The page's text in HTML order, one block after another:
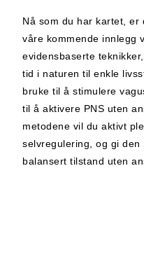
Nå som du har kartet, er
våre kommende innlegg
evidensbaserte
tid i naturen til enkle
bruke til å stimulere
til å aktivere PNS uten
metodene vil du aktivt
selvregulering, og gi
balansert tilstand uten